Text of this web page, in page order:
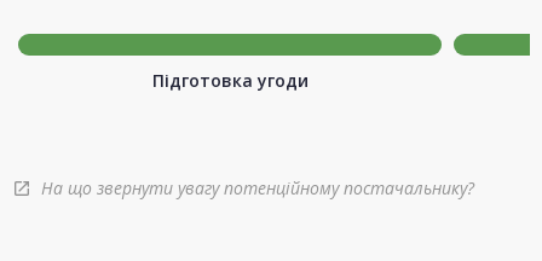
Підготовка угоди
open_in_new На що звернути увагу потенційному постачальнику?